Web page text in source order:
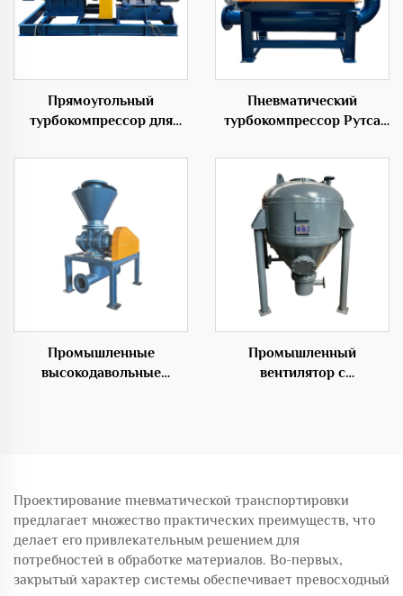
Прямоугольный
турбокомпрессор для
низким уровнем шума
Пневматический
турбокомпрессор Рутса
Промышленные
высокодавольные
Промышленный
вентилятор с
Проектирование пневматической транспортировки
предлагает множество практических преимуществ, что
делает его привлекательным решением для
потребностей в обработке материалов. Во-первых,
закрытый характер системы обеспечивает превосходный